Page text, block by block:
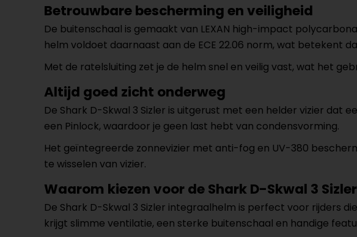
Betrouwbare bescherming en veiligheid
De buitenschaal is gemaakt van LEXAN high-impact
helm voldoet daarnaast aan de ECE 22.06 norm, wat betekent
Met de ratelsluiting zet je de helm snel en veilig vast, wat het
Altijd goed zicht onderweg
De Shark D-Skwal 3 Sizler is uitgerust met een helder vizier
een Pinlock, waardoor je geen last hebt van condensvorming.
Het geïntegreerde zonnevizier met anti-fog en UV-380
te wisselen van vizier.
Waarom kiezen voor de Shark D-Skwal 3
De Shark D-Skwal 3 Sizler integraalhelm is perfect voor rijders
krijgt slimme ventilatie, een sterke buitenschaal en handige